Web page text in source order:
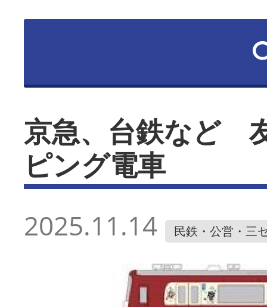
京急、台鉄など
ピング電車
2025.11.14 民鉄・公営・三